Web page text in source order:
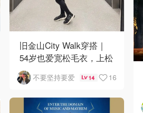
旧金山City Walk穿搭｜
54岁也爱宽松毛衣，上松
下紧真的很救比例
不要坚持要爱 14 16